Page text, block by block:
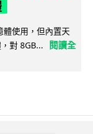
使用，但內置天
對 8GB...
閱讀全